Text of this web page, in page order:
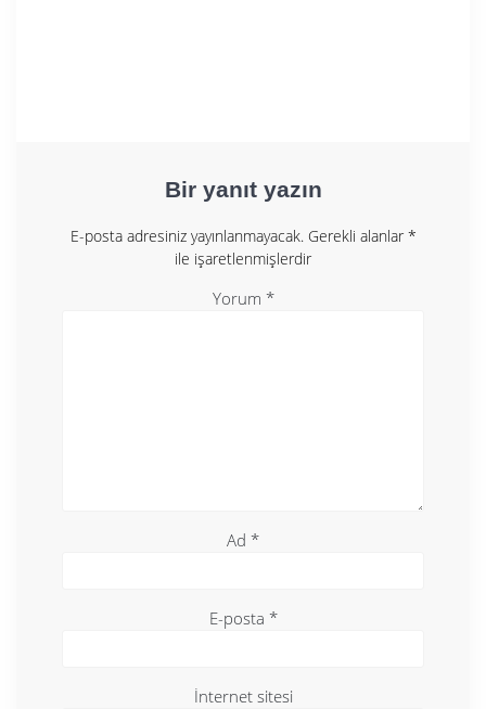
Bir yanıt yazın
E-posta adresiniz yayınlanmayacak. Gerekli alanlar *
ile işaretlenmişlerdir
Yorum *
Ad *
E-posta *
İnternet sitesi